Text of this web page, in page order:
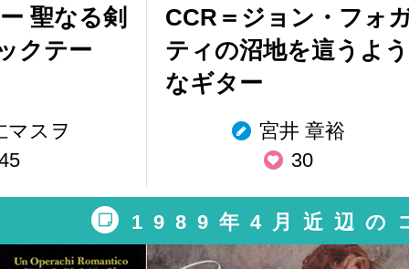
聖なる剣
クテー
マスヲ
CCR＝ジョン・フォ
ティの沼地を這うよう
なギター
宮井 章裕
30
1989年4月近辺の